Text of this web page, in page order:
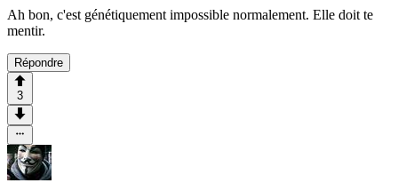
Ah bon, c'est génétiquement impossible normalement. Elle doit te
mentir.
Répondre
3